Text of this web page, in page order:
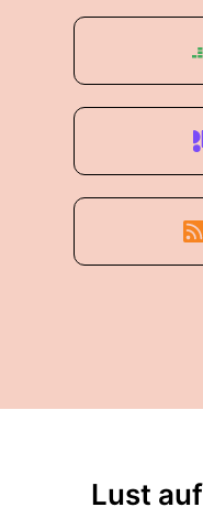
Lust